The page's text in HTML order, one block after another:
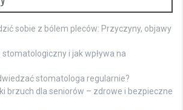
sobie z bólem pleców: Przyczyny, objawy
i jak wpływa na
stomatologa regularnie?
brzuch dla seniorów – zdrowe i bezpieczne